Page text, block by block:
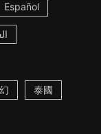
Español
泰國